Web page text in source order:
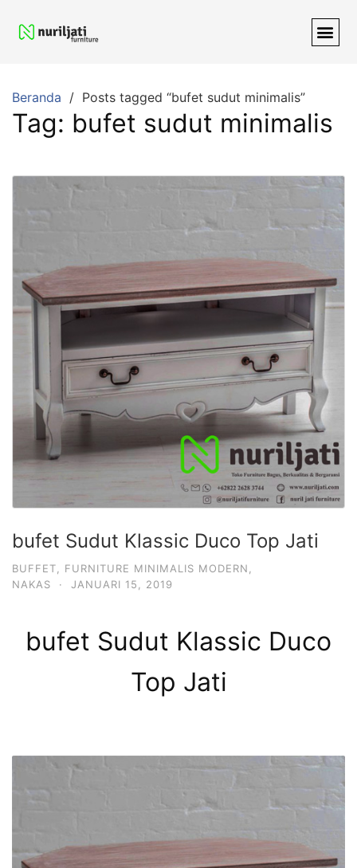
Beranda Posts tagged “bufet sudut minimalis”
Tag: bufet sudut minimalis
bufet Sudut Klassic Duco Top Jati
BUFFET FURNITURE MINIMALIS MODERN
NAKAS
· JANUARI 15, 2019
bufet Sudut Klassic Duco
Top Jati